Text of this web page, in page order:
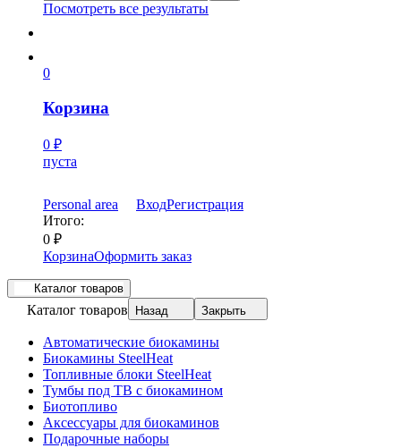
Посмотреть все результаты
0
Корзина
0 ₽
пуста
Personal area ВходРегистрация
Итого:
0 ₽
КорзинаОформить заказ
Каталог товаров
Каталог товаров Назад Закрыть
Автоматические биокамины
Биокамины SteelHeat
Топливные блоки SteelHeat
Тумбы под ТВ с биокамином
Биотопливо
Аксессуары для биокаминов
Подарочные наборы